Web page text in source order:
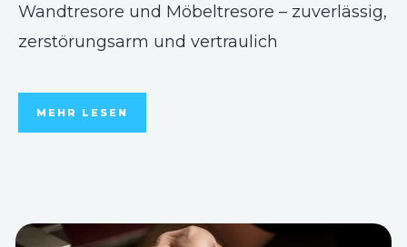
Wandtresore und Möbeltresore – zuverlässig,
zerstörungsarm und vertraulich
MEHR LESEN